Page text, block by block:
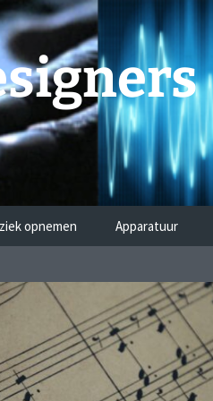
opnemen Apparatuur